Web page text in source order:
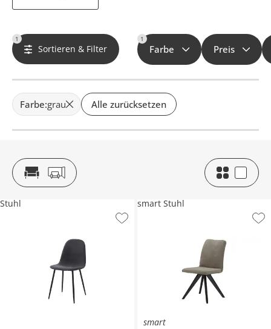
1
Sortieren & Filter
1
Farbe Preis
Farbe:grau Alle zurücksetzen
Stuhl
smart
smart Stuhl